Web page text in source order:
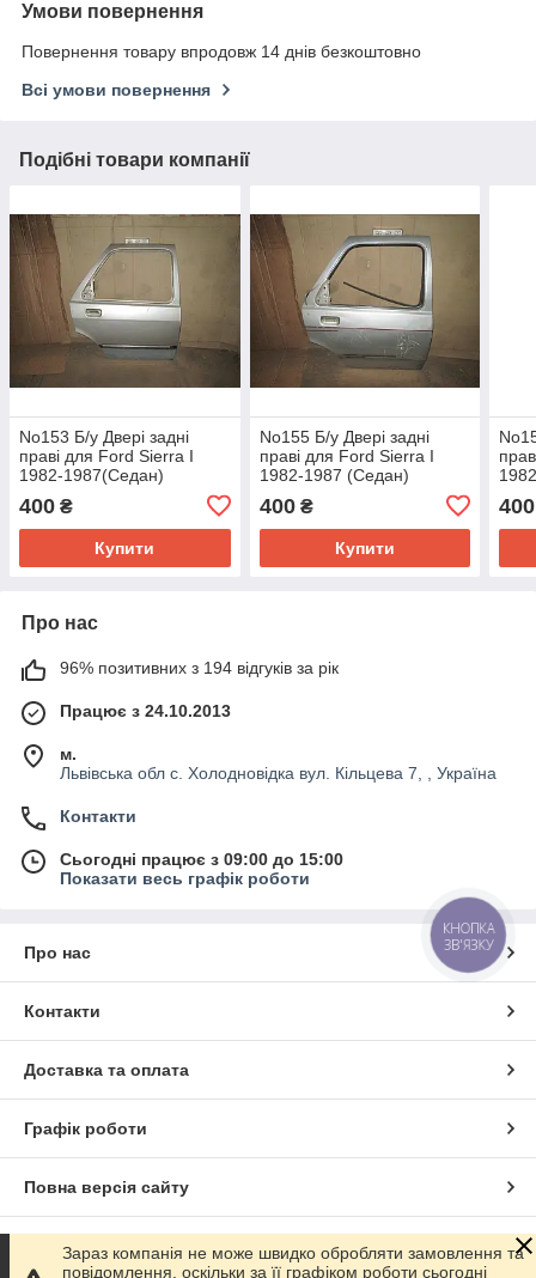
Умови повернення
Повернення товару впродовж 14 днів безкоштовно
Всі умови повернення
Подібні товари компанії
No153 Б/у Двері задні
праві для Ford Sierra I
1982-1987(Седан)
400 ₴
Купити
No155 Б/у Двері задні
праві для Ford Sierra I
1982-1987 (Седан)
400₴
Купити
400
Про нас
96% позитивних з 194 відгуків за рік
Працює з 24.10.2013
м.
Львівська обл с. Холодновідка вул. Кільцева 7, , Україна
Контакти
Сьогодні працює з 09:00 до 15:00
Показати весь графік роботи
Про нас
Контакти
Доставка та оплата
Графік роботи
Повна версія сайту
Сайт створено на маркетплейсі Prom.ua
Зараз компанія не може швидко обробляти замовлення та
повідомлення, оскільки за її графіком роботи сьогодні
КНОПКА
ЗВ'ЯЗКУ